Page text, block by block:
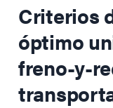
Criterios
óptimo
freno-y-